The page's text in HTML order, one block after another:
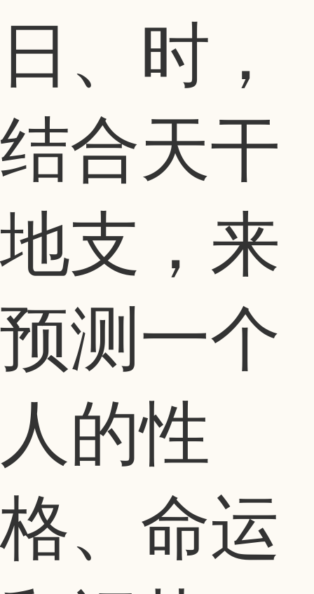
日、时，
结合天干
地支，来
预测一个
人的性
格、命运